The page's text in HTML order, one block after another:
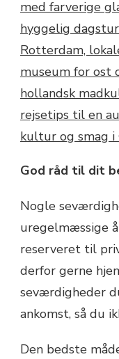
God råd til dit
Nogle
uregelmæssige
reserveret til
derfor gerne
seværdigheder
ankomst, så du
Den bedste